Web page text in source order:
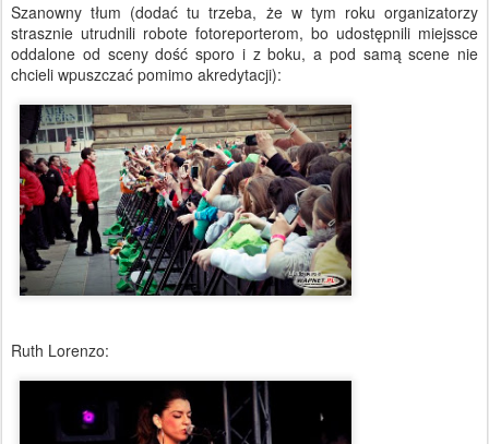
Szanowny tłum (dodać tu trzeba, że w tym roku organizatorzy
strasznie utrudnili robote fotoreporterom, bo udostępnili miejssce
oddalone od sceny dość sporo i z boku, a pod samą scene nie
chcieli wpuszczać pomimo akredytacji):
Ruth Lorenzo: